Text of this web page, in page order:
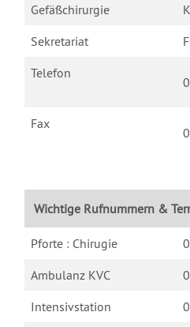
Gefäßchirurgie
Sekretariat
Telefon
Fax
Wichtige Rufnummern &
Pforte : Chirugie
Ambulanz KVC
Intensivstation